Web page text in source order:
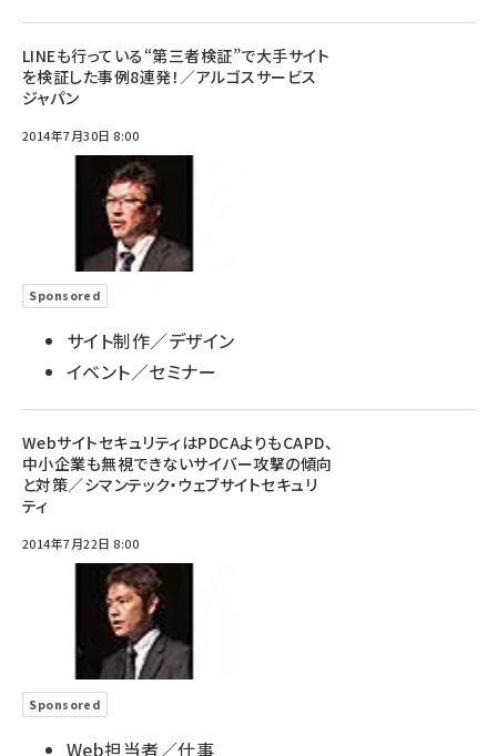
LINEも行っている“第三者検証”で大手サイト
を検証した事例8連発！／アルゴスサービス
ジャパン
2014年7月30日 8:00
Sponsored
サイト制作／デザイン
イベント／セミナー
WebサイトセキュリティはPDCAよりもCAPD、
中小企業も無視できないサイバー攻撃の傾向
と対策／シマンテック・ウェブサイトセキュリ
ティ
2014年7月22日 8:00
Sponsored
Web担当者／仕事